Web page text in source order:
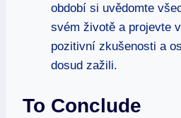
období si uvědomte
svém životě a projevte
pozitivní zkušenosti a
dosud zažili.
To Conclude